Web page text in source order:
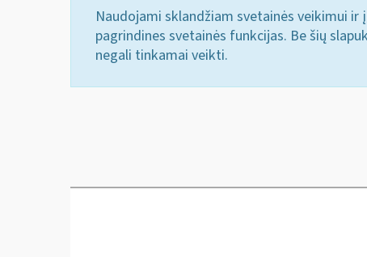
Naudojami sklandžiam svetainės veikimui ir
pagrindines svetainės funkcijas. Be šių
negali tinkamai veikti.